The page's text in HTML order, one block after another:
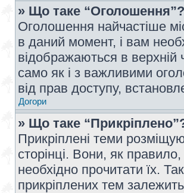
» Що таке “Оголошення”?
Оголошення найчастіше
в даний момент, і вам
відображаються в верхній
само як і з важливими
від прав доступу,
Догори
» Що таке
Прикріплені теми
сторінці. Вони, як
необхідно прочитати їх.
прикріплених тем